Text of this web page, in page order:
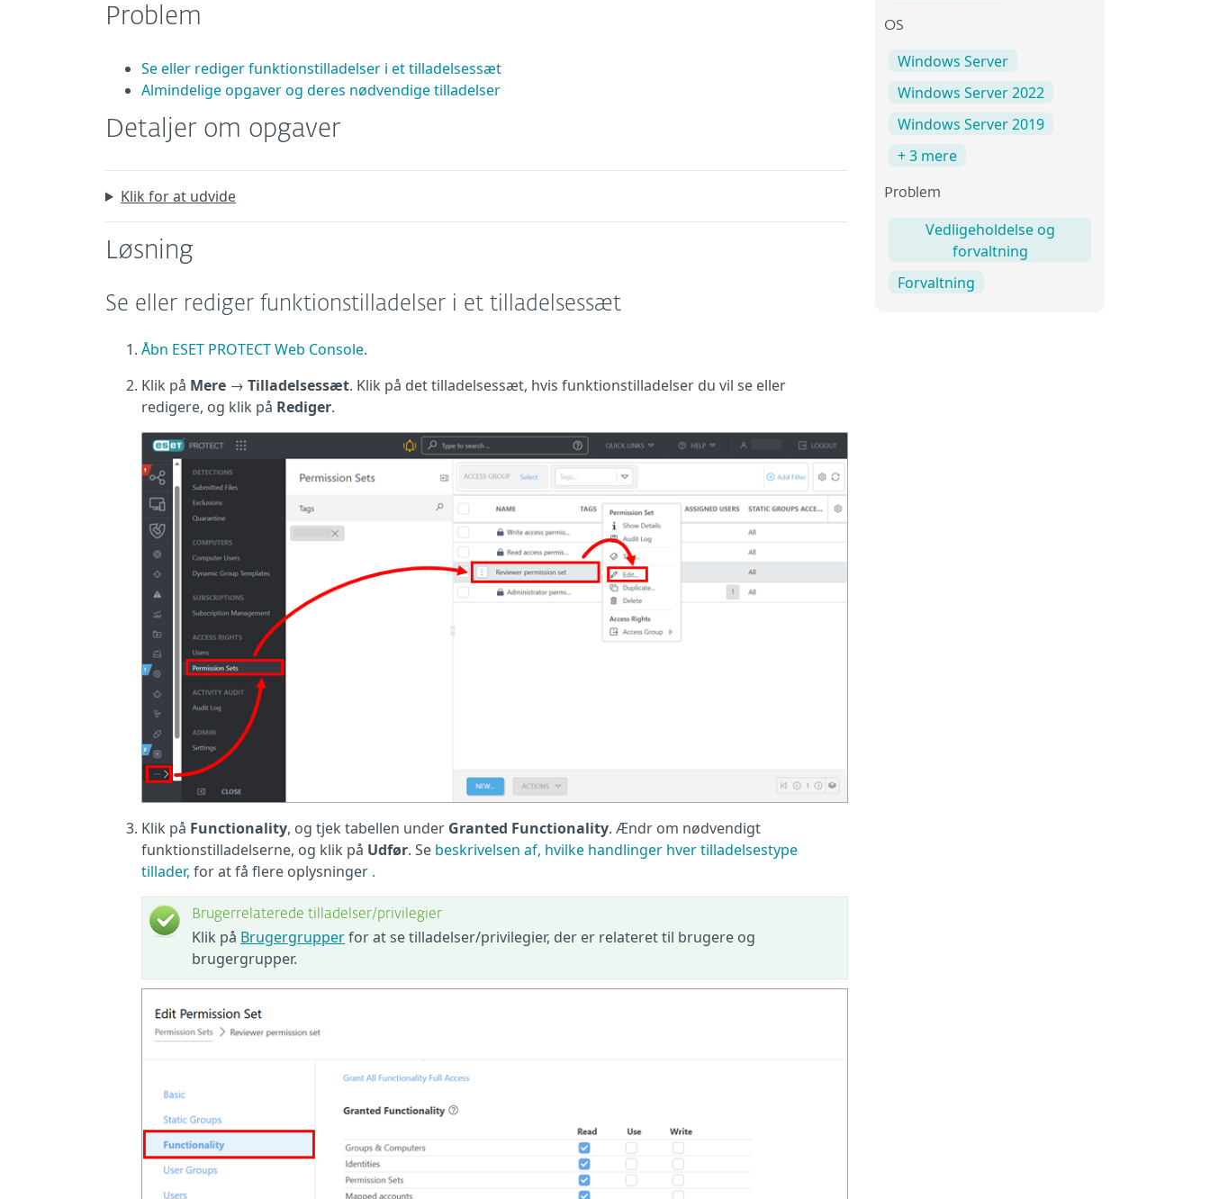
Problem
Se eller rediger funktionstilladelser i et tilladelsessæt
Almindelige opgaver og deres nødvendige tilladelser
Detaljer om opgaver
Klik for at udvide
Løsning
Se eller rediger funktionstilladelser i et tilladelsessæt
Åbn ESET PROTECT Web Console.
Klik på Mere → Tilladelsessæt. Klik på det tilladelsessæt, hvis funktionstilladelser du vil se eller
redigere, og klik på Rediger.
Klik på Functionality, og tjek tabellen under Granted Functionality. Ændr om nødvendigt
funktionstilladelserne, og klik på Udfør. Se beskrivelsen af, hvilke handlinger hver tilladelsestype
tillader, for at få flere oplysninger .
Brugerrelaterede tilladelser/privilegier
Klik på Brugergrupperfor at se tilladelser/privilegier, der er relateret til brugere og
brugergrupper.
OS
Windows Server
Windows Server 2022
Windows Server 2019
+ 3 mere
Problem
Vedligeholdelse og
forvaltning
Forvaltning